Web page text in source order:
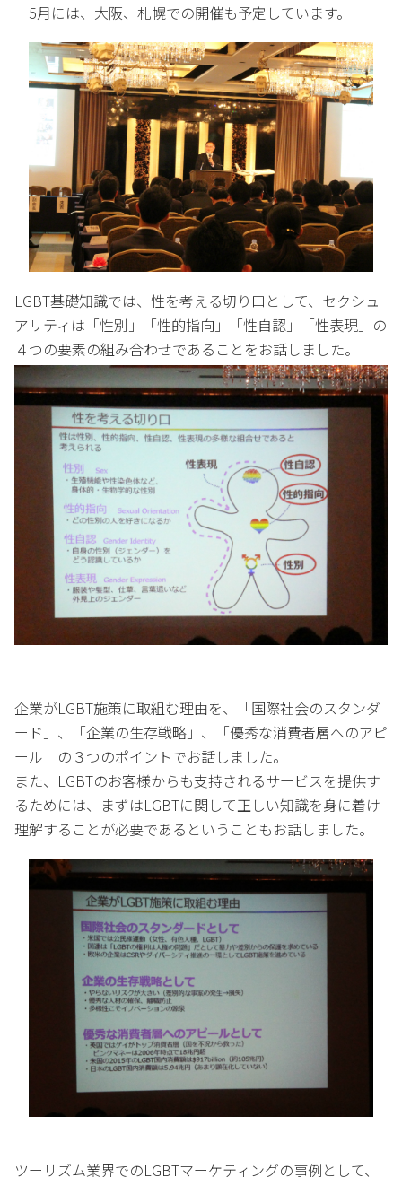
5月には、大阪、札幌での開催も予定しています。
LGBT基礎知識では、性を考える切り口として、セクシュ
アリティは「性別」「性的指向」「性自認」「性表現」の
４つの要素の組み合わせであることをお話しました。
企業がLGBT施策に取組む理由を、「国際社会のスタンダ
ード」、「企業の生存戦略」、「優秀な消費者層へのアピ
ール」の３つのポイントでお話しました。
また、LGBTのお客様からも支持されるサービスを提供す
るためには、まずはLGBTに関して正しい知識を身に着け
理解することが必要であるということもお話しました。
ツーリズム業界でのLGBTマーケティングの事例として、